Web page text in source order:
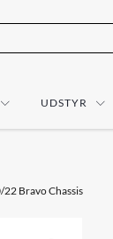
UDSTYR
22 Bravo Chassis